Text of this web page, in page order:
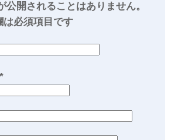
公開されることはありません。
は必須項目です
*